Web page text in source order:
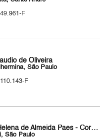
F
de Oliveira
São Paulo
F
Joyce Helena de Almeida Paes - Corretora de Imóveis
São Paulo